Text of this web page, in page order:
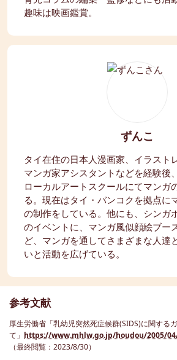
趣味は映画鑑賞。
ずんこ
タイ在住の日本人漫画家、イラスト
マンガ家アシスタントなどを経験後
ローカルアートスクールにてマンガ
る。現在はタイ・バンコクを拠点に
の制作をしている。他にも、シンガ
のイベントに、マンガ風似顔絵ブー
ど、マンガを通してさまざまな人達
いと活動を広げている。
参考文献
厚生労働省「乳幼児突然死症候群(SIDS)に関する
て」 https://www.mhlw.go.jp/houdou/2005/
（最終閲覧：2023/8/30）